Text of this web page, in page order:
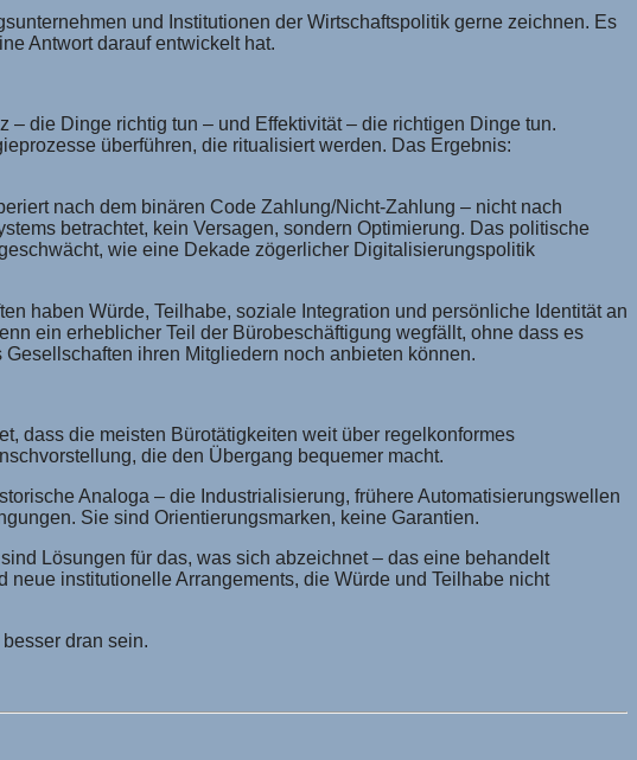
und Institutionen der Wirtschaftspolitik gerne zeichnen. Es
Antwort darauf entwickelt hat.
die Dinge richtig tun – und Effektivität – die richtigen Dinge tun.
überführen, die ritualisiert werden. Das Ergebnis:
nach dem binären Code Zahlung/Nicht-Zahlung – nicht nach
betrachtet, kein Versagen, sondern Optimierung. Das politische
wie eine Dekade zögerlicher Digitalisierungspolitik
haben Würde, Teilhabe, soziale Integration und persönliche Identität an
ein erheblicher Teil der Bürobeschäftigung wegfällt, ohne dass es
ihren Mitgliedern noch anbieten können.
dass die meisten Bürotätigkeiten weit über regelkonformes
die den Übergang bequemer macht.
Analoga – die Industrialisierung, frühere Automatisierungswellen
Sie sind Orientierungsmarken, keine Garantien.
Lösungen für das, was sich abzeichnet – das eine behandelt
institutionelle Arrangements, die Würde und Teilhabe nicht
dran sein.